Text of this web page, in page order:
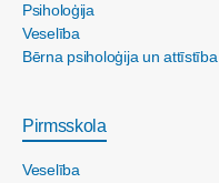
Psiholoģija
Veselība
Bērna psiholoģija un attīstība
Pirmsskola
Veselība